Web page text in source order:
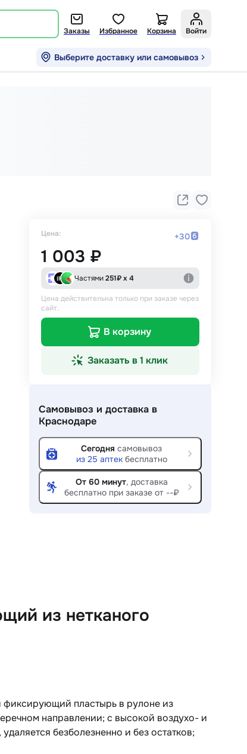
Заказы Избранное Корзина Войти
Выберите доставку или самовывоз
Цена: +30
1 003 ₽
Частями251₽ х 4
Цена действительна только при заказе через
сайт.
В корзину
Заказать в 1 клик
Самовывоз и доставка в
Краснодаре
Сегодня самовывоз
из 25 аптекбесплатно
От 60 минут, доставка
бесплатно при заказе от --₽
из нетканого
фиксирующий пластырь в рулоне из
направлении; с высокой воздухо- и
безболезненно и без остатков;